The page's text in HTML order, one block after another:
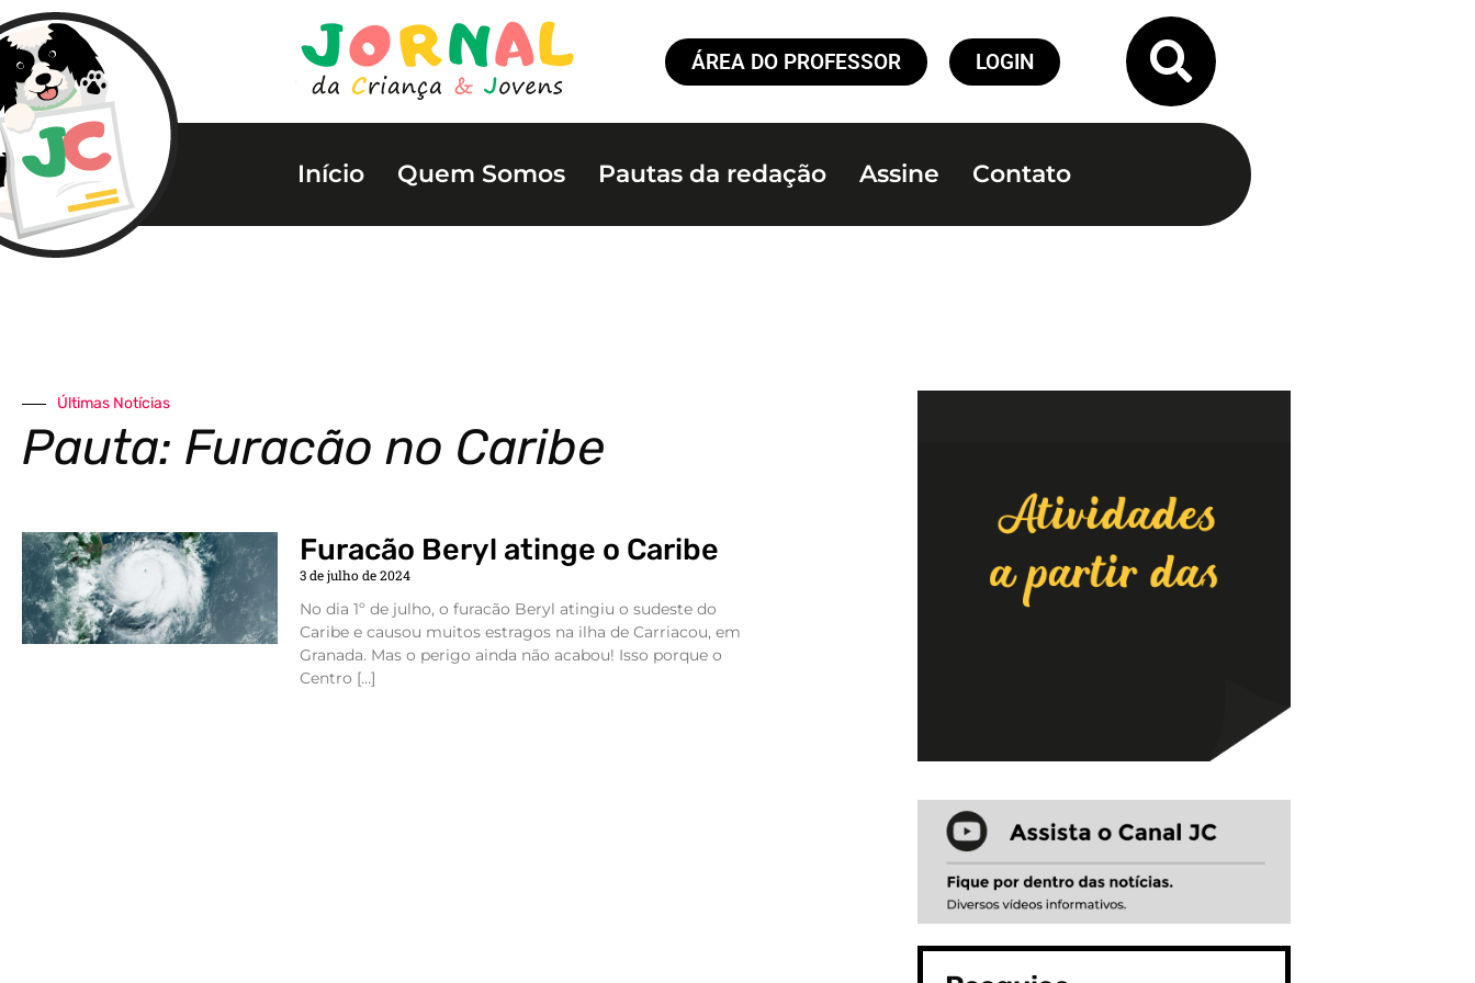
ÁREA DO PROFESSOR LOGIN
Início Quem Somos Pautas da redação Assine Contato
Últimas Notícias
Pauta: Furacão no Caribe
Furacão Beryl atinge o Caribe
3 de julho de 2024
No dia 1º de julho, o furacão Beryl atingiu o sudeste do
Caribe e causou muitos estragos na ilha de Carriacou, em
Granada. Mas o perigo ainda não acabou! Isso porque o
Centro […]